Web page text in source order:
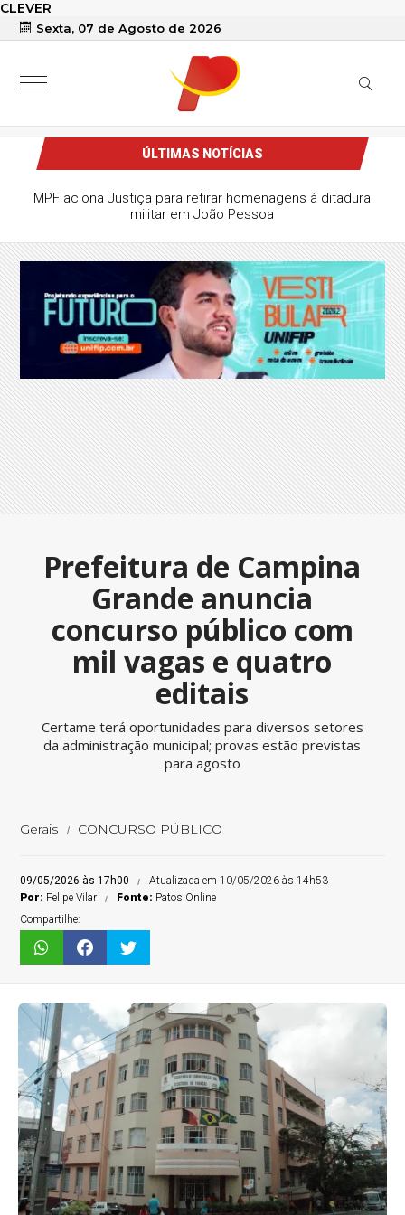
CLEVER
Sexta, 07 de Agosto de 2026
ÚLTIMAS NOTÍCIAS
MPF aciona Justiça para retirar homenagens à ditadura
militar em João Pessoa
Prefeitura de Campina
Grande anuncia
concurso público com
mil vagas e quatro
editais
Certame terá oportunidades para diversos setores
da administração municipal; provas estão previstas
para agosto
Gerais CONCURSO PÚBLICO
09/05/2026 às 17h00
Atualizada em 10/05/2026 às 14h53
Por: Felipe Vilar Fonte: Patos Online
Compartilhe: